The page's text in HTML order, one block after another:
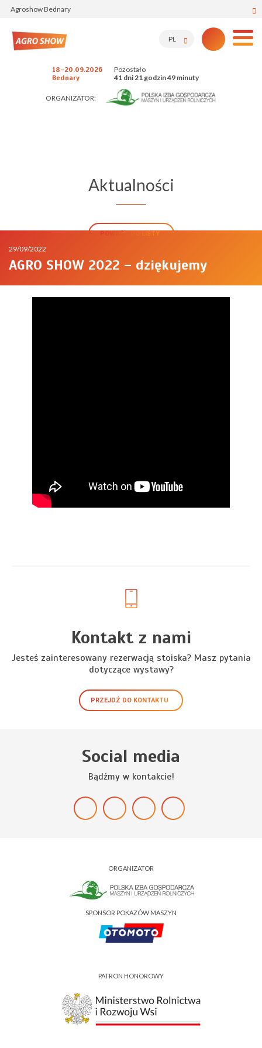
Agroshow Bednary
18-20.09.2026
Bednary
Pozostało
41 dni 21 godzin 49 minuty
ORGANIZATOR:
PL
Aktualności
POWRÓT DO LISTY
29/09/2022
AGRO SHOW 2022 – dziękujemy
Kontakt z nami
Jesteś zainteresowany rezerwacją stoiska? Masz pytania
dotyczące wystawy?
PRZEJDŹ DO KONTAKTU
Social media
Bądźmy w kontakcie!
ORGANIZATOR
SPONSOR POKAZÓW MASZYN
PATRON HONOROWY